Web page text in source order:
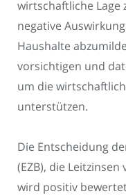
wirtschaftliche Lage
negative
Haushalte
vorsichtigen und
um die
unterstützen.
Die Entscheidung
(EZB), die
wird positiv